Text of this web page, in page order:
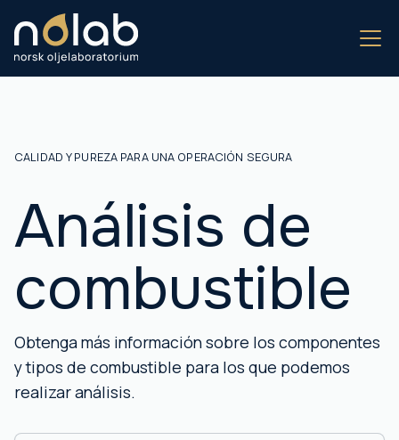
CALIDAD Y PUREZA PARA UNA OPERACIÓN SEGURA
Análisis de
combustible
Obtenga más información sobre los componentes
y tipos de combustible para los que podemos
realizar análisis.